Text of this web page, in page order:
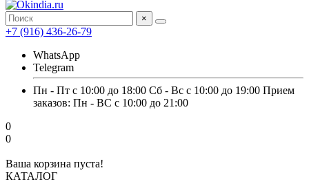
×
+7 (916) 436-26-79
WhatsApp
Telegram
Пн - Пт с 10:00 до 18:00 Сб - Вс с 10:00 до 19:00 Прием
заказов: Пн - ВС с 10:00 до 21:00
0
0
Ваша корзина пуста!
КАТАЛОГ